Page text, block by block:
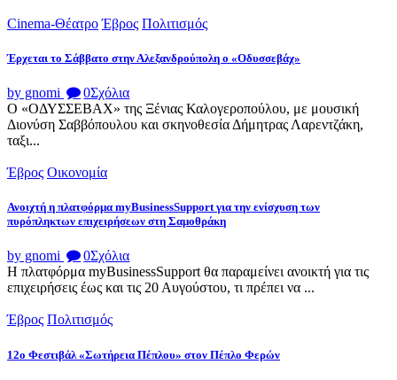
Cinema-Θέατρο Έβρος Πολιτισμός
Έρχεται το Σάββατο στην Αλεξανδρούπολη ο «Οδυσσεβάχ»
by gnomi 0Σχόλια
Ο «ΟΔΥΣΣΕΒΑΧ» της Ξένιας Καλογεροπούλου, με μουσική
Διονύση Σαββόπουλου και σκηνοθεσία Δήμητρας Λαρεντζάκη,
ταξι...
Έβρος Οικονομία
Ανοιχτή η πλατφόρμα myBusinessSupport για την ενίσχυση των
πυρόπληκτων επιχειρήσεων στη Σαμοθράκη
by gnomi 0Σχόλια
Η πλατφόρμα myBusinessSupport θα παραμείνει ανοικτή για τις
επιχειρήσεις έως και τις 20 Αυγούστου, τι πρέπει να ...
Έβρος Πολιτισμός
12ο Φεστιβάλ «Σωτήρεια Πέπλου» στον Πέπλο Φερών